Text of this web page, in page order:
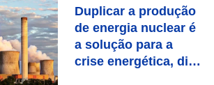
Duplicar a produção
de energia nuclear é
a solução para a
crise energética, diz